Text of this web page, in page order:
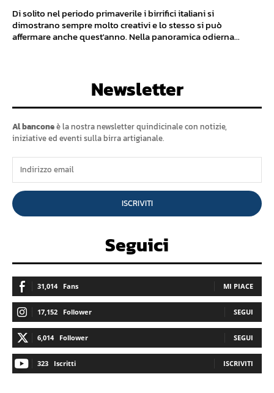
Di solito nel periodo primaverile i birrifici italiani si
dimostrano sempre molto creativi e lo stesso si può
affermare anche quest'anno. Nella panoramica odierna...
Newsletter
Al banconeè la nostra newsletter quindicinale con notizie,
iniziative ed eventi sulla birra artigianale.
ISCRIVITI
Seguici
31,014 Fans MI PIACE
17,152 Follower SEGUI
6,014 Follower SEGUI
323 Iscritti ISCRIVITI